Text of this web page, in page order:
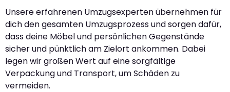
Unsere erfahrenen Umzugsexperten übernehmen für
dich den gesamten Umzugsprozess und sorgen dafür,
dass deine Möbel und persönlichen Gegenstände
sicher und pünktlich am Zielort ankommen. Dabei
legen wir großen Wert auf eine sorgfältige
Verpackung und Transport, um Schäden zu
vermeiden.